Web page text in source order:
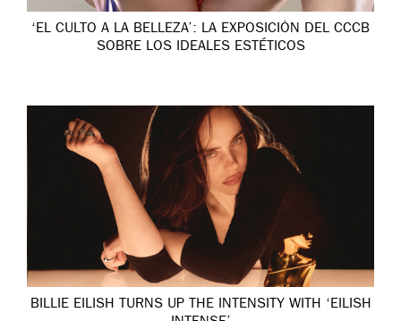
‘EL CULTO A LA BELLEZA’: LA EXPOSICIÓN DEL CCCB
SOBRE LOS IDEALES ESTÉTICOS
BILLIE EILISH TURNS UP THE INTENSITY WITH ‘EILISH